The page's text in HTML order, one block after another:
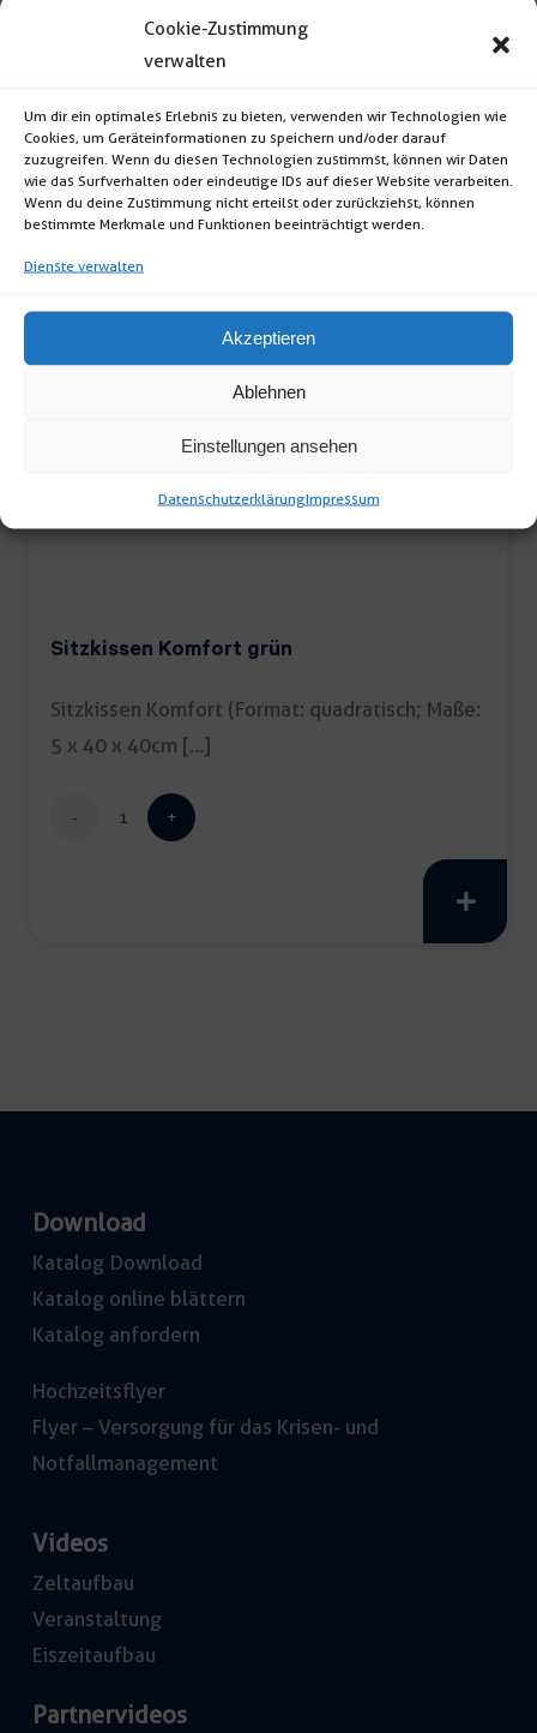
Cookie-Zustimmung
verwalten
Um dir ein optimales Erlebnis zu bieten, verwenden wir Technologien wie
Cookies, um Geräteinformationen zu speichern und/oder darauf
zuzugreifen. Wenn du diesen Technologien zustimmst, können wir Daten
wie das Surfverhalten oder eindeutige IDs auf dieser Website verarbeiten.
Wenn du deine Zustimmung nicht erteilst oder zurückziehst, können
bestimmte Merkmale und Funktionen beeinträchtigt werden.
Dienste verwalten
Akzeptieren
Ablehnen
Einstellungen ansehen
DatenschutzerklärungImpressum
Sitzkissen Komfort (Format: quadratisch; Maße:
5 x 40 x 40cm […]
Sitzkissen
Komfort
cremeweiß
Sitzkissen Komfort grün
Sitzkissen Komfort (Format: quadratisch; Maße:
5 x 40 x 40cm […]
Sitzkissen
Download
Katalog Download
Katalog online blättern
Katalog anfordern
Hochzeitsflyer
Flyer – Versorgung für das Krisen- und
Notfallmanagement
Videos
Zeltaufbau
Veranstaltung
Eiszeitaufbau
Partnervideos